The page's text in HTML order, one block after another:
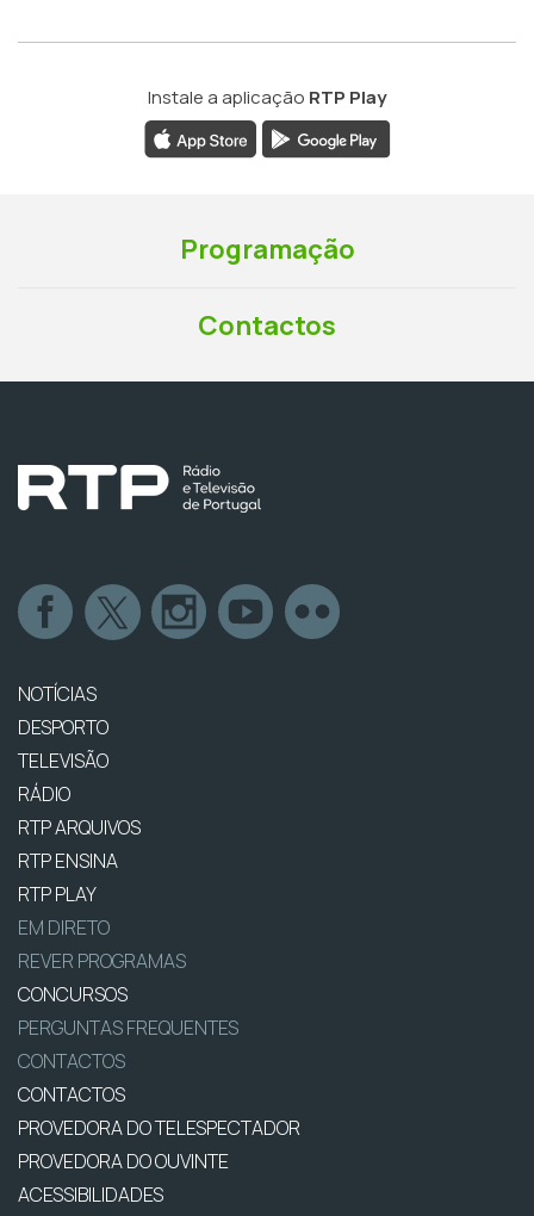
Instale a aplicação RTP Play
Programação
Contactos
NOTÍCIAS
DESPORTO
TELEVISÃO
RÁDIO
RTP ARQUIVOS
RTP ENSINA
RTP PLAY
EM DIRETO
REVER PROGRAMAS
CONCURSOS
PERGUNTAS FREQUENTES
CONTACTOS
CONTACTOS
PROVEDORA DO TELESPECTADOR
PROVEDORA DO OUVINTE
ACESSIBILIDADES